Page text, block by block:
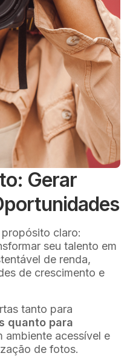
Gerar
claro:
seu talento em
de renda,
de crescimento e
tanto para
quanto para
ambiente acessível e
de fotos.